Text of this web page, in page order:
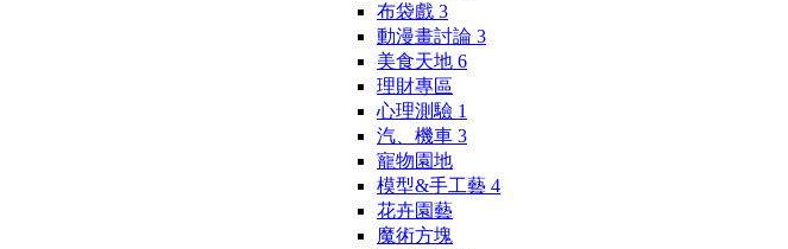
布袋戲 3
動漫畫討論 3
美食天地 6
理財專區
心理測驗 1
汽、機車 3
寵物園地
模型&手工藝 4
花卉園藝
魔術方塊